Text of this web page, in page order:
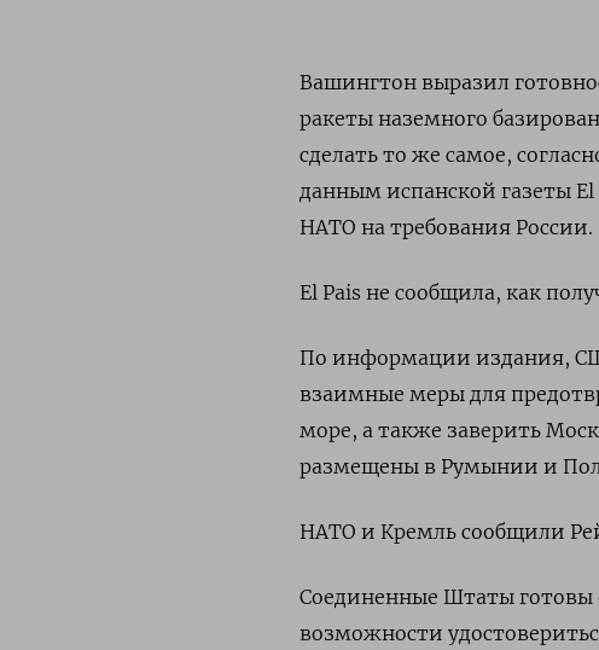
Вашингтон выразил
ракеты наземного
сделать то же самое,
данным испанской газеты
НАТО на требования России.
El Pais не сообщила, как
По информации издания,
взаимные меры для
море, а также заверить
размещены в Румынии и
НАТО и Кремль сообщили
Соединенные Штаты готовы
возможности